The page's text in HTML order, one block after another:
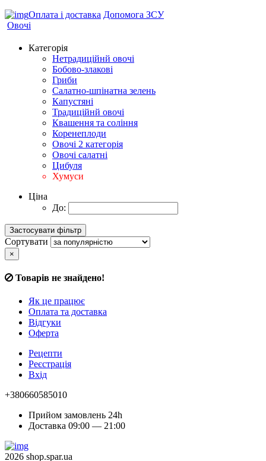
Оплата і доставка Допомога ЗСУ
Овочі
Категорія
Нетрадиційнй овочі
Бобово-злакові
Гриби
Салатно-шпінатна зелень
Капустяні
Традиційнй овочі
Квашення та соління
Корeнеплоди
Овочі 2 категорія
Овочі салатні
Цибуля
Хумуси
Ціна
До:
Сортувати
×
Товарів не знайдено!
Як це працює
Оплата та доставка
Відгуки
Оферта
Рецепти
Реєстрація
Вхід
+380660585010
Прийом замовлень 24h
Доставка 09:00 — 21:00
2026 shop.spar.ua